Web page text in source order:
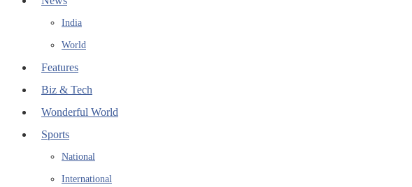
India
World
Features
Biz & Tech
Wonderful World
Sports
National
International